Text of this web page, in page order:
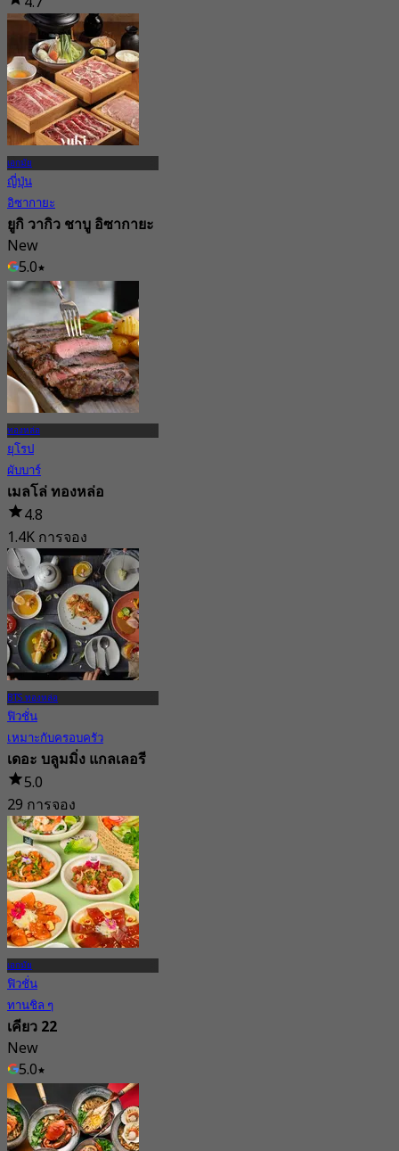
7.8K การจอง
จาก฿ 425
เอกมัย
ญี่ปุ่น
อิซากายะ
ยูกิ วากิว ชาบู อิซากายะ
New
5.0
จาก฿ 616.66
ทองหล่อ
ยุโรป
ผับบาร์
เมลโล่ ทองหล่อ
4.8
1.4K การจอง
จาก฿ 290
BTS ทองหล่อ
ฟิวชั่น
เหมาะกับครอบครัว
เดอะ บลูมมิ่ง แกลเลอรี
5.0
29 การจอง
จาก฿ 397.5
เอกมัย
ฟิวชั่น
ทานชิล ๆ
เคียว 22
New
5.0
จาก ฿ 930